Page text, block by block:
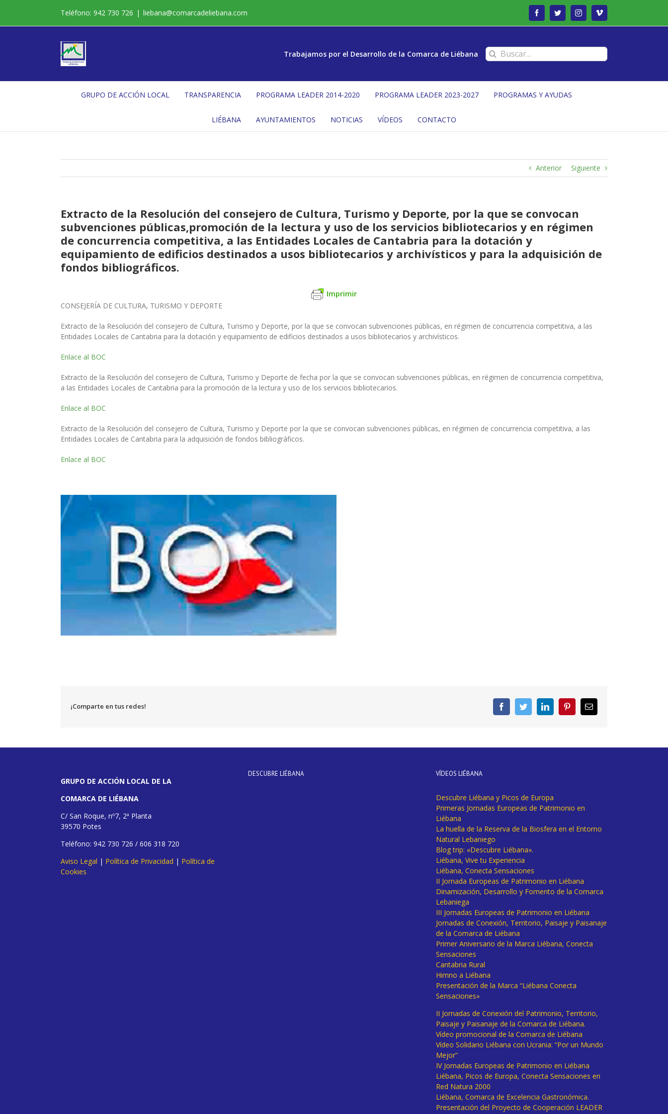
contenido
Teléfono: 942 730 726 | liebana@comarcadeliebana.com FacebookTwitterInstagramVimeo
Trabajamos por el Desarrollo de la Comarca de Liébana Buscar:
GRUPO DE ACCIÓN LOCAL TRANSPARENCIA PROGRAMA LEADER 2014-2020 PROGRAMA LEADER 2023-2027 PROGRAMAS Y AYUDAS
LIÉBANA AYUNTAMIENTOS NOTICIAS VÍDEOS CONTACTO
Anterior Siguiente
Extracto de la Resolución del consejero de Cultura, Turismo y Deporte, por la que se convocan
subvenciones públicas,promoción de la lectura y uso de los servicios bibliotecarios y en régimen
de concurrencia competitiva, a las Entidades Locales de Cantabria para la dotación y
equipamiento de edificios destinados a usos bibliotecarios y archivísticos y para la adquisición de
fondos bibliográficos.
Imprimir
CONSEJERÍA DE CULTURA, TURISMO Y DEPORTE
Extracto de la Resolución del consejero de Cultura, Turismo y Deporte, por la que se convocan subvenciones públicas, en régimen de concurrencia competitiva, a las
Entidades Locales de Cantabria para la dotación y equipamiento de edificios destinados a usos bibliotecarios y archivísticos.
Enlace al BOC
Extracto de la Resolución del consejero de Cultura, Turismo y Deporte de fecha por la que se convocan subvenciones públicas, en régimen de concurrencia competitiva,
a las Entidades Locales de Cantabria para la promoción de la lectura y uso de los servicios bibliotecarios.
Enlace al BOC
Extracto de la Resolución del consejero de Cultura, Turismo y Deporte por la que se convocan subvenciones públicas, en régimen de concurrencia competitiva, a las
Entidades Locales de Cantabria para la adquisición de fondos bibliográficos.
Enlace al BOC
¡Comparte en tus redes! FacebookTwitterLinkedInPinterestCorreo
electrónico
GRUPO DE ACCIÓN LOCAL DE LA
COMARCA DE LIÉBANA
C/ San Roque, nº7, 2ª Planta
39570 Potes
Teléfono: 942 730 726 / 606 318 720
Aviso Legal | Política de Privacidad | Política de
Cookies
DESCUBRE LIÉBANA VÍDEOS LIÉBANA
Descubre Liébana y Picos de Europa
Primeras Jornadas Europeas de Patrimonio en
Liébana
La huella de la Reserva de la Biosfera en el Entorno
Natural Lebaniego
Blog trip: «Descubre Liébana».
Liébana, Vive tu Experiencia
Liébana, Conecta Sensaciones
II Jornada Europeas de Patrimonio en Liébana
Dinamización, Desarrollo y Fomento de la Comarca
Lebaniega
III Jornadas Europeas de Patrimonio en Liébana
Jornadas de Conexión, Territorio, Paisaje y Paisanaje
de la Comarca de Liébana
Primer Aniversario de la Marca Liébana, Conecta
Sensaciones
Cantabria Rural
Himno a Liébana
Presentación de la Marca “Liébana Conecta
Sensaciones»
II Jornadas de Conexión del Patrimonio, Territorio,
Paisaje y Paisanaje de la Comarca de Liébana.
Vídeo promocional de la Comarca de Liébana
Vídeo Solidario Liébana con Ucrania: “Por un Mundo
Mejor”
IV Jornadas Europeas de Patrimonio en Liébana
Liébana, Picos de Europa, Conecta Sensaciones en
Red Natura 2000
Liébana, Comarca de Excelencia Gastronómica.
Presentación del Proyecto de Cooperación LEADER